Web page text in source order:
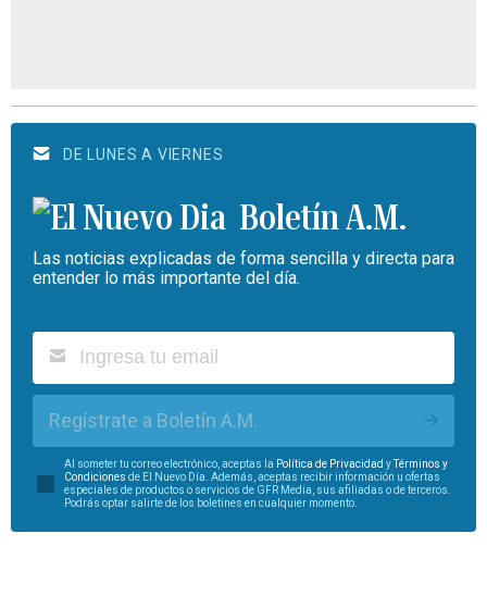
DE LUNES A VIERNES
Boletín A.M.
Las noticias explicadas de forma sencilla y directa para
entender lo más importante del día.
Regístrate a Boletín A.M.
Al someter tu correo electrónico, aceptas la Política de Privacidad yTérminos y
Condiciones de El Nuevo Día. Además, aceptas recibir información u ofertas
especiales de productos o servicios de GFR Media, sus afiliadas o de terceros.
Podrás optar salirte de los boletines en cualquier momento.